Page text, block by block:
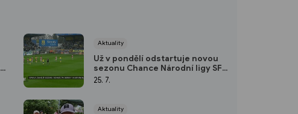
Aktuality
Už v pondělí odstartuje novou
sezonu Chance Národní ligy SFC
Opava
25. 7.
Aktuality